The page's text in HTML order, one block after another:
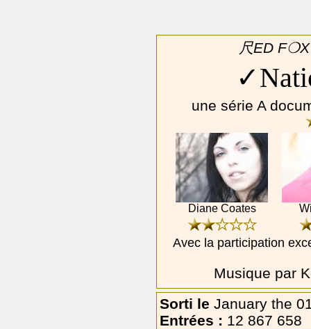
尺ED
une série A
Diane Coates
Avec la participation
Musique par
Sorti le January the
Entrées : 12 867 658